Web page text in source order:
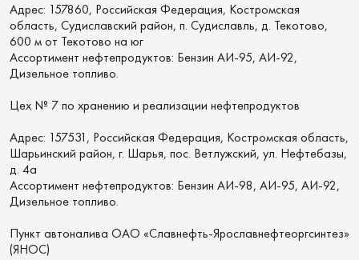
Адрес: 157860, Российская Федерация, Костромская
область, Судиславский район, п. Судиславль, д. Текотово,
600 м от Текотово на юг
Ассортимент нефтепродуктов: Бензин АИ-95, АИ-92,
Дизельное топливо.
Цех № 7 по хранению и реализации нефтепродуктов
Адрес: 157531, Российская Федерация, Костромская область,
Шарьинский район, г. Шарья, пос. Ветлужский, ул. Нефтебазы,
д. 4а
Ассортимент нефтепродуктов: Бензин АИ-98, АИ-95, АИ-92,
Дизельное топливо.
Пункт автоналива ОАО «Славнефть-Ярославнефтеоргсинтез»
(ЯНОС)